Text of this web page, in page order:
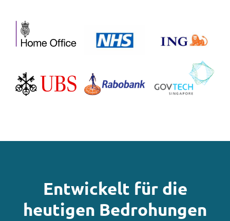
Entwickelt für die
heutigen Bedrohungen